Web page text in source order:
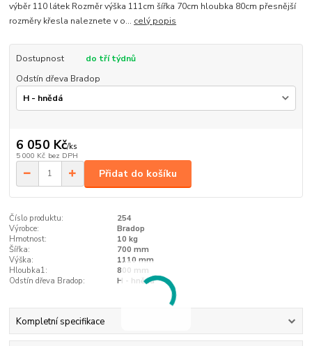
výběr 110 látek Rozměr výška 111cm šířka 70cm hloubka 80cm přesnější
rozměry křesla naleznete v o... celý popis
Dostupnost
do tří týdnů
Odstín dřeva Bradop
6 050 Kč/ks
5 000 Kč bez DPH
Přidat do košíku
Číslo produktu:
254
Výrobce:
Bradop
Hmotnost:
10 kg
Šířka:
700 mm
Výška:
1110 mm
Hloubka1:
800 mm
Odstín dřeva Bradop:
H - hnědá
Kompletní specifikace